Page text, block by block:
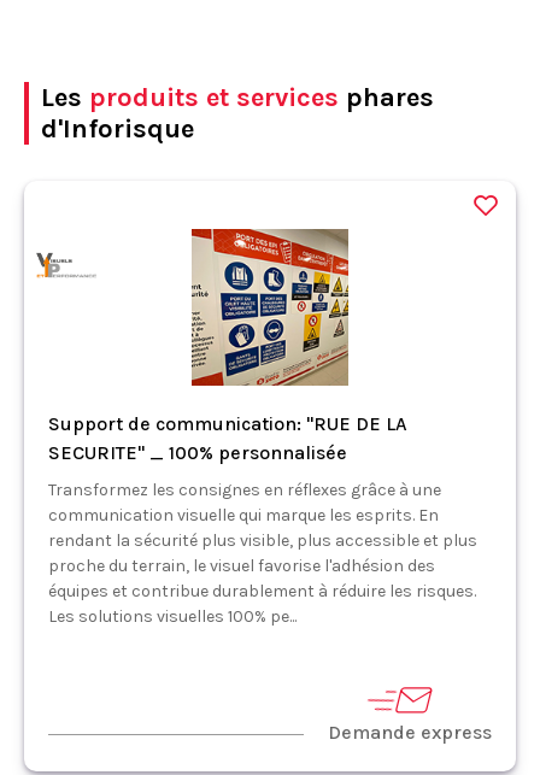
Les produits et services phares
d'Inforisque
Support de communication: "RUE DE LA
SECURITE" _ 100% personnalisée
Transformez les consignes en réflexes grâce à une
communication visuelle qui marque les esprits. En
rendant la sécurité plus visible, plus accessible et plus
proche du terrain, le visuel favorise l'adhésion des
équipes et contribue durablement à réduire les risques.
Les solutions visuelles 100% pe...
Demande express